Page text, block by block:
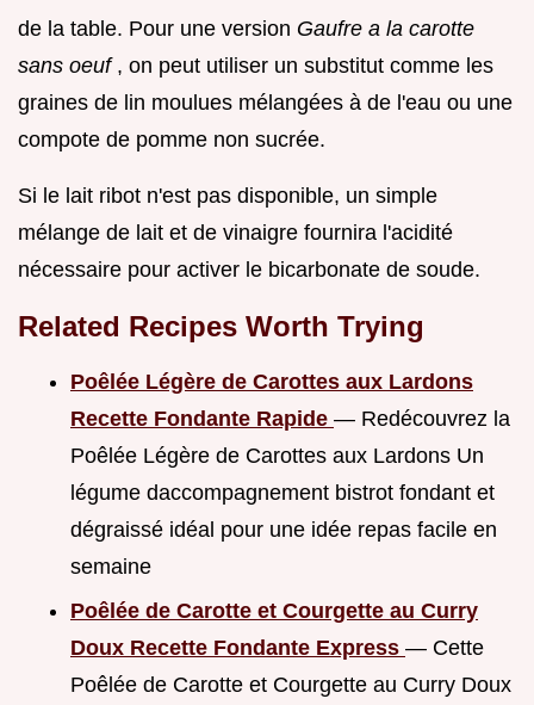
de la table. Pour une version Gaufre a la carotte
sans oeuf , on peut utiliser un substitut comme les
graines de lin moulues mélangées à de l'eau ou une
compote de pomme non sucrée.
Si le lait ribot n'est pas disponible, un simple
mélange de lait et de vinaigre fournira l'acidité
nécessaire pour activer le bicarbonate de soude.
Related Recipes Worth Trying
Poêlée Légère de Carottes aux Lardons
Recette Fondante Rapide — Redécouvrez la
Poêlée Légère de Carottes aux Lardons Un
légume daccompagnement bistrot fondant et
dégraissé idéal pour une idée repas facile en
semaine
Poêlée de Carotte et Courgette au Curry
Doux Recette Fondante Express — Cette
Poêlée de Carotte et Courgette au Curry Doux